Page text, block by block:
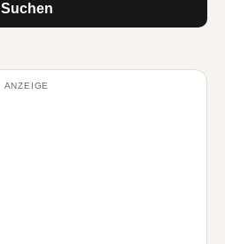
Suchen
ANZEIGE